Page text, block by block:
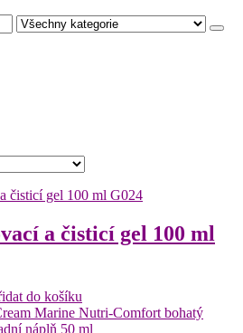
a čisticí gel 100 ml
do košíku